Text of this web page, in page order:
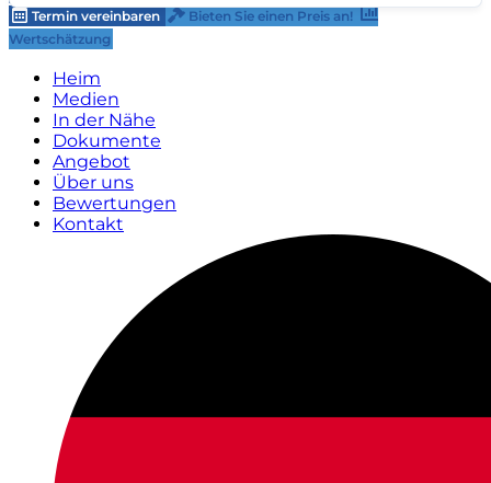
Termin vereinbaren
Bieten Sie einen Preis an!
Wertschätzung
Heim
Medien
In der Nähe
Dokumente
Angebot
Über uns
Bewertungen
Kontakt